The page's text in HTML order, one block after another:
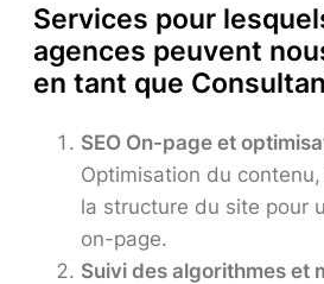
Services pour
agences peuvent
en tant que
SEO On-page et
Optimisation du
la structure du site pour
on-page.
Suivi des algorithmes et